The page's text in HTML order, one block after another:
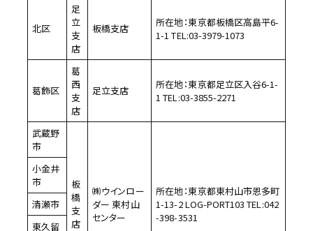
北区
足
立
支
店
板橋支店
所在地：東京都板橋区高島平6-
1-1 TEL:03-3979-1073
葛飾区
葛
西
支
店
足立支店
所在地：東京都足立区入谷6-1-
1 TEL:03-3855-2271
武蔵野
市
板
橋
支
店
㈱ウインロー
ダー 東村山
センター
所在地：東京都東村山市恩多町
1-13-2 LOG-PORT103 TEL:042
-398-3531
小金井
市
清瀬市
東久留